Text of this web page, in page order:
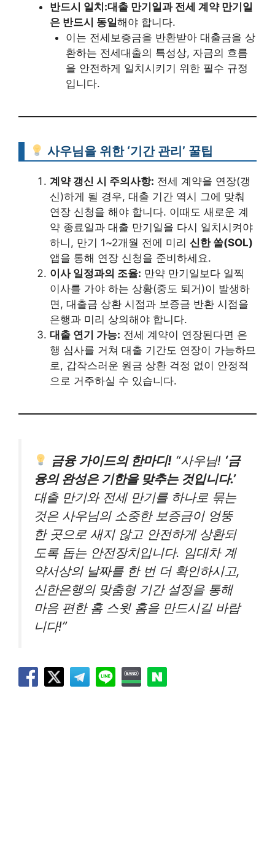
반드시 일치:대출 만기일과 전세 계약 만기일
은 반드시 동일해야 합니다.
이는 전세보증금을 반환받아 대출금을 상
환하는 전세대출의 특성상, 자금의 흐름
을 안전하게 일치시키기 위한 필수 규정
입니다.
사우님을 위한 ‘기간 관리’ 꿀팁
계약 갱신 시 주의사항: 전세 계약을 연장(갱
신)하게 될 경우, 대출 기간 역시 그에 맞춰
연장 신청을 해야 합니다. 이때도 새로운 계
약 종료일과 대출 만기일을 다시 일치시켜야
하니, 만기 1~2개월 전에 미리 신한 쏠(SOL)
앱을 통해 연장 신청을 준비하세요.
이사 일정과의 조율: 만약 만기일보다 일찍
이사를 가야 하는 상황(중도 퇴거)이 발생하
면, 대출금 상환 시점과 보증금 반환 시점을
은행과 미리 상의해야 합니다.
대출 연기 가능: 전세 계약이 연장된다면 은
행 심사를 거쳐 대출 기간도 연장이 가능하므
로, 갑작스러운 원금 상환 걱정 없이 안정적
으로 거주하실 수 있습니다.
금융 가이드의 한마디! “사우님! ‘금
융의 완성은 기한을 맞추는 것입니다.’
대출 만기와 전세 만기를 하나로 묶는
것은 사우님의 소중한 보증금이 엉뚱
한 곳으로 새지 않고 안전하게 상환되
도록 돕는 안전장치입니다. 임대차 계
약서상의 날짜를 한 번 더 확인하시고,
신한은행의 맞춤형 기간 설정을 통해
마음 편한 홈 스윗 홈을 만드시길 바랍
니다!”